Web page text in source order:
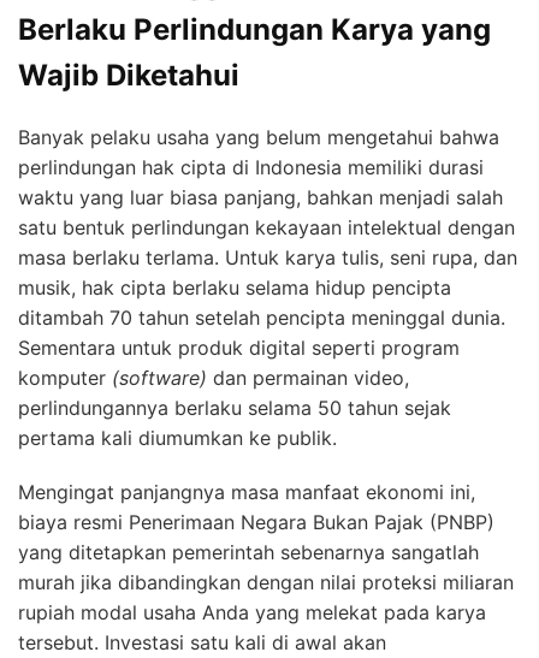
Berlaku Perlindungan Karya yang
Wajib Diketahui
Banyak pelaku usaha yang belum mengetahui bahwa
perlindungan hak cipta di Indonesia memiliki durasi
waktu yang luar biasa panjang, bahkan menjadi salah
satu bentuk perlindungan kekayaan intelektual dengan
masa berlaku terlama. Untuk karya tulis, seni rupa, dan
musik, hak cipta berlaku selama hidup pencipta
ditambah 70 tahun setelah pencipta meninggal dunia.
Sementara untuk produk digital seperti program
komputer (software) dan permainan video,
perlindungannya berlaku selama 50 tahun sejak
pertama kali diumumkan ke publik.
Mengingat panjangnya masa manfaat ekonomi ini,
biaya resmi Penerimaan Negara Bukan Pajak (PNBP)
yang ditetapkan pemerintah sebenarnya sangatlah
murah jika dibandingkan dengan nilai proteksi miliaran
rupiah modal usaha Anda yang melekat pada karya
tersebut. Investasi satu kali di awal akan